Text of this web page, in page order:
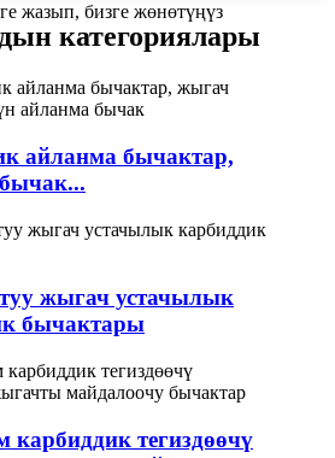
жазып, бизге жөнөтүңүз
категориялары
айланма бычактар,
жыгач устачылык
бычактары
карбиддик тегиздөөчү